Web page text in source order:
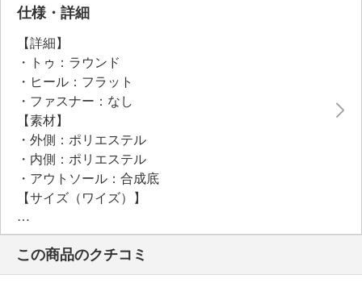
底裏には滑り止めの凹凸パターンを採用し、滑りにく
●中間サイズや迷った場合はワンサイズ上をおすすめ
仕様・詳細
【詳細】
・トゥ：ラウンド
・ヒール：フラット
・ファスナー：なし
【素材】
・外側：ポリエステル
・内側：ポリエステル
・アウトソール：合成底
【サイズ（ワイズ）】
・３Ｅ
【サイズ（その他）】
・ヒールの高さ：約５．５ｃｍ
・前底厚み：約３ｃｍ
この商品のクチコミ